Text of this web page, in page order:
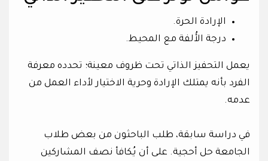
الإرادة الحرة.
درجة الأُلفة مع المحيط.
يعمل التحفيز الذاتي تحت ظروف معينة؛ تحدده معرفة
الفرد بأنه يمتلك الإرادة وحرية الاختيار لأداء العمل من
عدمه.
في دراسة سابقة، طلب الباحثون من بعض طلاب
الجامعة حل أحجية. على أن يُكافأ نصف المشاركين